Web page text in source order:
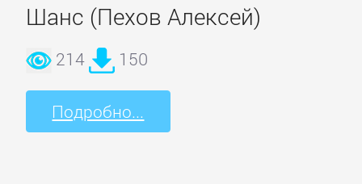
Шанс (Пехов Алексей)
214 150
Подробно...
Зарубежная
публицистика
Зарубежная